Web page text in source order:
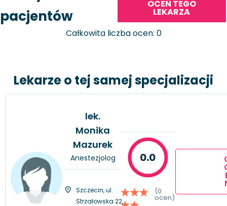
pacjentów
OCEŃ TEGO
LEKARZA
Całkowita liczba ocen: 0
Lekarze o tej samej specjalizacji
lek.
Monika
Mazurek
Anestezjolog
Szczecin, ul.
Strzałowska 22,
0.0
(0
ocen)